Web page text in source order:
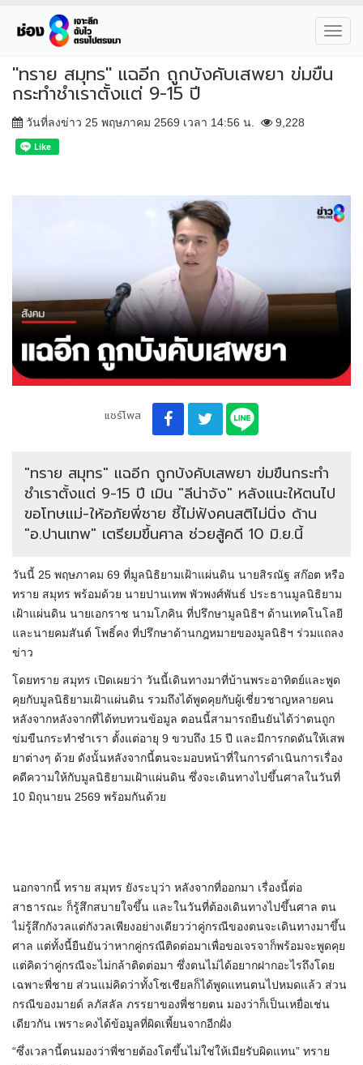
"ทราย สมุทร" แฉอีก ถูกบังคับเสพยา ข่มขืน
กระทำชำเราตั้งแต่ 9-15 ปี
วันที่ลงข่าว 25 พฤษภาคม 2569 เวลา 14:56 น. 9,228
แชร์โพส
"ทราย สมุทร" แฉอีก ถูกบังคับเสพยา ข่มขืนกระทำ
ชำเราตั้งแต่ 9-15 ปี เมิน "ลีน่าจัง" หลังแนะให้ตนไป
ขอโทษแม่-ให้อภัยพี่ชาย ชี้ไม่ฟังคนสติไม่นิ่ง ด้าน
"อ.ปานเทพ" เตรียมขึ้นศาล ช่วยสู้คดี 10 มิ.ย.นี้
วันนี้ 25 พฤษภาคม 69 ที่มูลนิธิยามเฝ้าแผ่นดิน นายสิรณัฐ สก๊อต หรือ
ทราย สมุทร พร้อมด้วย นายปานเทพ พัวพงศ์พันธ์ ประธานมูลนิธิยาม
เฝ้าแผ่นดิน นายเอกราช นามโภคิน ที่ปรึกษามูลนิธิฯ ด้านเทคโนโลยี
และนายคมสันต์ โพธิ์คง ที่ปรึกษาด้านกฎหมายของมูลนิธิฯ ร่วมแถลง
ข่าว
โดยทราย สมุทร เปิดเผยว่า วันนี้เดินทางมาที่บ้านพระอาทิตย์และพูด
คุยกับมูลนิธิยามเฝ้าแผ่นดิน รวมถึงได้พูดคุยกับผู้เชี่ยวชาญหลายคน
หลังจากหลังจากที่ได้ทบทวนข้อมูล ตอนนี้สามารถยืนยันได้ว่าตนถูก
ข่มขืนกระทำชำเรา ตั้งแต่อายุ 9 ขวบถึง 15 ปี และมีการกดดันให้เสพ
ยาต่างๆ ด้วย ดังนั้นหลังจากนี้ตนจะมอบหน้าที่ในการดำเนินการเรื่อง
คดีความให้กับมูลนิธิยามเฝ้าแผ่นดิน ซึ่งจะเดินทางไปขึ้นศาลในวันที่
10 มิถุนายน 2569 พร้อมกันด้วย
นอกจากนี้ ทราย สมุทร ยังระบุว่า หลังจากที่ออกมา เรื่องนี้ต่อ
สาธารณะ ก็รู้สึกสบายใจขึ้น และในวันที่ต้องเดินทางไปขึ้นศาล ตน
ไม่รู้สึกกังวลแต่กังวลเพียงอย่างเดียวว่าคู่กรณีของตนจะเดินทางมาขึ้น
ศาล แต่ทั้งนี้ยืนยันว่าหากคู่กรณีติดต่อมาเพื่อขอเจรจาก็พร้อมจะพูดคุย
แต่คิดว่าคู่กรณีจะไม่กล้าติดต่อมา ซึ่งตนไม่ได้อยากฝากอะไรถึงโดย
เฉพาะพี่ชาย ส่วนแม่คิดว่าทั้งโซเชียลก็ได้พูดแทนตนไปหมดแล้ว ส่วน
กรณีของมายด์ ลภัสลัล ภรรยาของพี่ชายตน มองว่าก็เป็นเหยื่อเช่น
เดียวกัน เพราะคงได้ข้อมูลที่ผิดเพี้ยนจากอีกฝั่ง
“ซึ่งเวลานี้ตนมองว่าพี่ชายต้องโตขึ้นไม่ใช่ให้เมียรับผิดแทน” ทราย